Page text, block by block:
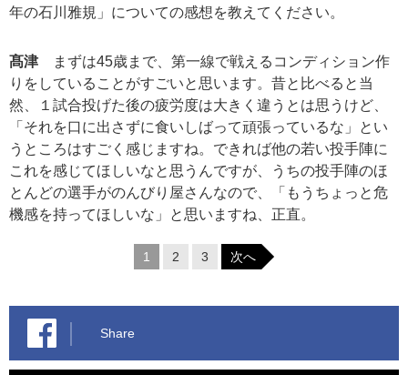
年の石川雅規」についての感想を教えてください。
髙津 まずは45歳まで、第一線で戦えるコンディション作
りをしていることがすごいと思います。昔と比べると当
然、１試合投げた後の疲労度は大きく違うとは思うけど、
「それを口に出さずに食いしばって頑張っているな」とい
うところはすごく感じますね。できれば他の若い投手陣に
これを感じてほしいなと思うんですが、うちの投手陣のほ
とんどの選手がのんびり屋さんなので、「もうちょっと危
機感を持ってほしいな」と思いますね、正直。
1 2 3 次へ
Share